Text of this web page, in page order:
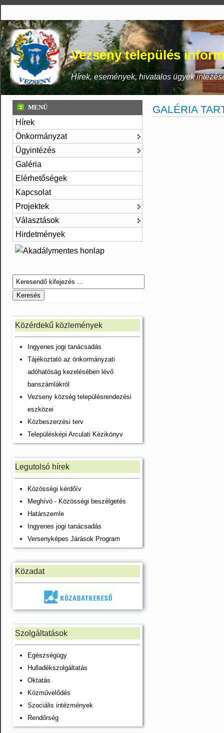
Vezseny település
Hírek, események, hivatalos ügyek
MENÜ
Hírek
Önkormányzat
Ügyintézés
Galéria
Elérhetőségek
Kapcsolat
Projektek
Választások
Hirdetmények
Közérdekű közlemények
Ingyenes jogi tanácsadás
Tájékoztató az önkormányzati
adóhatóság kezelésében lévő
banszámlákról
Vezseny község településrendezési
eszközei
Közbeszerzési terv
Településképi Arculati Kézikönyv
Legutolsó hírek
Közösségi kérdőív
Meghívó - Közösségi beszélgetés
Határszemle
Ingyenes jogi tanácsadás
Versenyképes Járások Program
Közadat
Szolgáltatások
Egészségügy
Hulladékszolgáltatás
Oktatás
Közművelődés
Szociális intézmények
Rendőrség
GALÉRIA